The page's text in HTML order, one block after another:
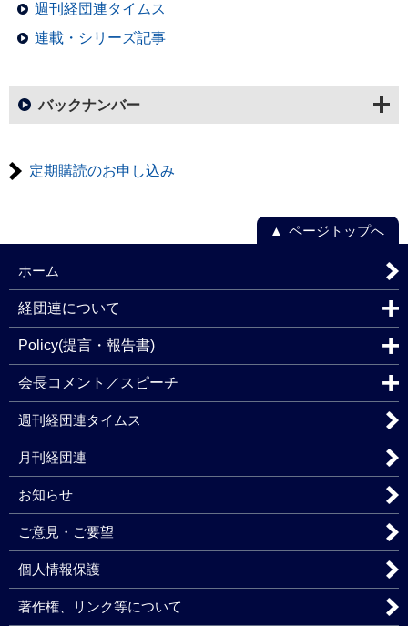
週刊経団連タイムス
連載・シリーズ記事
バックナンバー
定期購読のお申し込み
ページトップへ
ホーム
経団連について
Policy(提言・報告書)
会長コメント／スピーチ
週刊経団連タイムス
月刊経団連
お知らせ
ご意見・ご要望
個人情報保護
著作権、リンク等について